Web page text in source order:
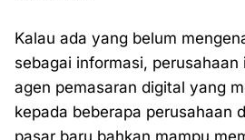
Kalau ada yang belum
sebagai informasi, perusahaan
agen pemasaran digital yang
kepada beberapa perusahaan